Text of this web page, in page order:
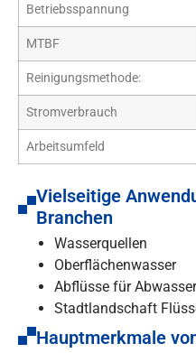
Betriebsspannung
MTBF
Reinigungsmethode:
Stromverbrauch
Arbeitsumfeld
Vielseitige
Branchen
Wasserquellen
Oberflächenwasser
Abflüsse für Abwasser
Stadtlandschaft
Hauptmerkmale